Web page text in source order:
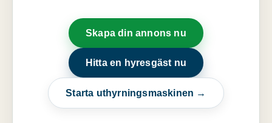
Skapa din annons nu
Hitta en hyresgäst nu
Starta uthyrningsmaskinen →